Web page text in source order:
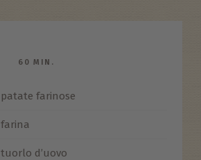
60 MIN.
patate farinose
farina
tuorlo d’uovo